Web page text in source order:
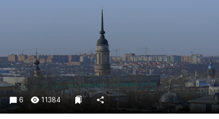
Недвижимость и ЖКХ
Общество
Погода
Праздники
Происшествия
Спорт
6 11384